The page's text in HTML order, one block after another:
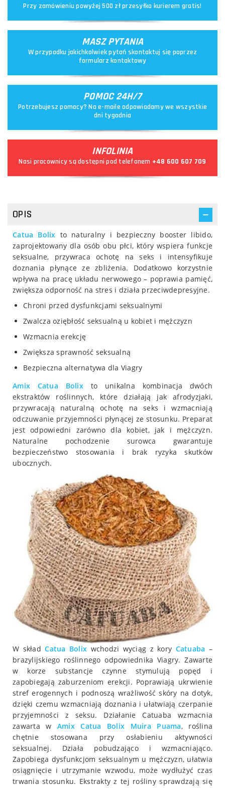
Przy zamówieniu powyżej 500 zł przesyłka kurierem gratis!
MASZ PYTANIA
W przypadku jakichkolwiek pytań skontaktuj się poprzez
formularz kontaktowy
POMOC 24H/7
Potrzebujesz pomocy? Na e-maile odpowiadamy we wszystkie
dni tygodnia
INFOLINIA
Nasi pracownicy są dostępni pod telefonem +48 600 607 709
OPIS
Catua Bolix to naturalny i bezpieczny booster libido,
zaprojektowany dla osób obu płci, który wspiera funkcje
seksualne, przywraca ochotę na seks i intensyfikuje
doznania płynące ze zbliżenia. Dodatkowo korzystnie
wpływa na pracę układu nerwowego – poprawia pamięć,
zwiększa odporność na stres i działa przeciwdepresyjne.
Chroni przed dysfunkcjami seksualnymi
Zwalcza oziębłość seksualną u kobiet i mężczyzn
Wzmacnia erekcję
Zwiększa sprawność seksualną
Bezpieczna alternatywa dla Viagry
Amix Catua Bolix to unikalna kombinacja dwóch
ekstraktów roślinnych, które działają jak afrodyzjaki,
przywracają naturalną ochotę na seks i wzmacniają
odczuwanie przyjemności płynącej ze stosunku. Preparat
jest odpowiedni zarówno dla kobiet, jak i mężczyzn.
Naturalne pochodzenie surowca gwarantuje
bezpieczeństwo stosowania i brak ryzyka skutków
ubocznych.
W składCatua Bolix wchodzi wyciąg z kory Catuaba –
brazylijskiego roślinnego odpowiednika Viagry. Zawarte
w korze substancje czynne stymulują popęd i
zapobiegają zaburzeniom erekcji. Poprawiają ukrwienie
stref erogennych i podnoszą wrażliwość skóry na dotyk,
dzięki czemu wzmacniają doznania i ułatwiają czerpanie
przyjemności z seksu. Działanie Catuaba wzmacnia
zawarta w Amix Catua Bolix Muira Puama, roślina
chętnie stosowana przy osłabieniu aktywności
seksualnej. Działa pobudzająco i wzmacniająco.
Zapobiega dysfunkcjom seksualnym u mężczyzn, ułatwia
osiągnięcie i utrzymanie wzwodu, może wydłużyć czas
trwania stosunku. Ekstrakty z tej rośliny sprawdzają się